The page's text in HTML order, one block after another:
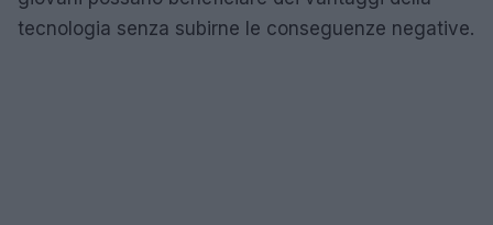
tecnologia senza subirne le conseguenze negative.